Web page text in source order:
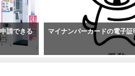
請できる マイナンバーカードの電子